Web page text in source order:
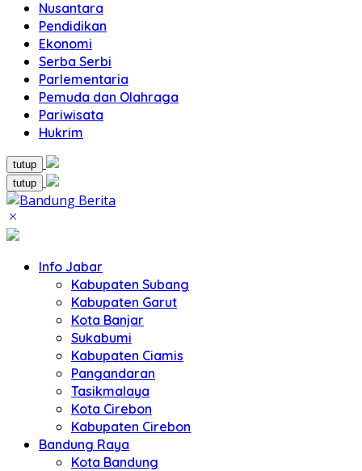
Nusantara
Pendidikan
Ekonomi
Serba Serbi
Parlementaria
Pemuda dan Olahraga
Pariwisata
Hukrim
tutup
tutup
Info Jabar
Kabupaten Subang
Kabupaten Garut
Kota Banjar
Sukabumi
Kabupaten Ciamis
Pangandaran
Tasikmalaya
Kota Cirebon
Kabupaten Cirebon
Bandung Raya
Kota Bandung